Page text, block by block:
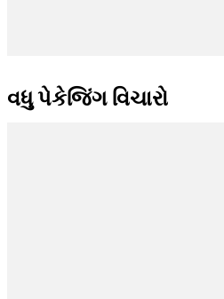
વધુ પેકેજિંગ વિચારો